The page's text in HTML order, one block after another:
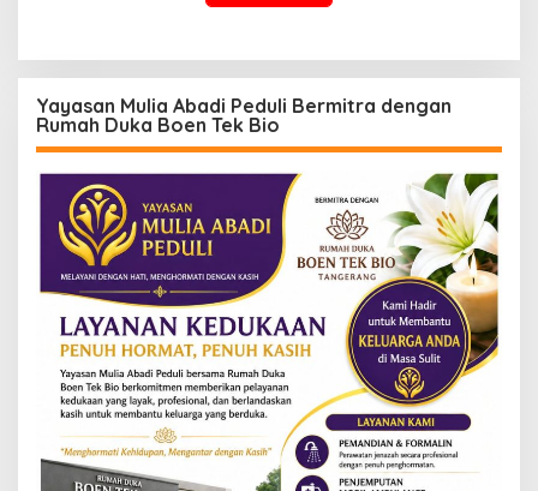
Yayasan Mulia Abadi Peduli Bermitra dengan
Rumah Duka Boen Tek Bio